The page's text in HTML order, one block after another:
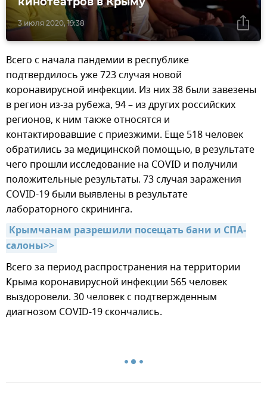
3 июля 2020, 19:38
Всего с начала пандемии в республике
подтвердилось уже 723 случая новой
коронавирусной инфекции. Из них 38 были завезены
в регион из-за рубежа, 94 – из других российских
регионов, к ним также относятся и
контактировавшие с приезжими. Еще 518 человек
обратились за медицинской помощью, в результате
чего прошли исследование на COVID и получили
положительные результаты. 73 случая заражения
COVID-19 были выявлены в результате
лабораторного скрининга.
Крымчанам разрешили посещать бани и СПА-
салоны>>
Всего за период распространения на территории
Крыма коронавирусной инфекции 565 человек
выздоровели. 30 человек с подтвержденным
диагнозом COVID-19 скончались.